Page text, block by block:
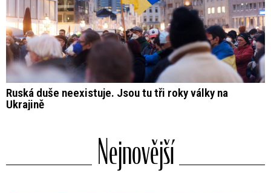
Ruská duše neexistuje. Jsou tu tři roky války na
Ukrajině
Nejnovější